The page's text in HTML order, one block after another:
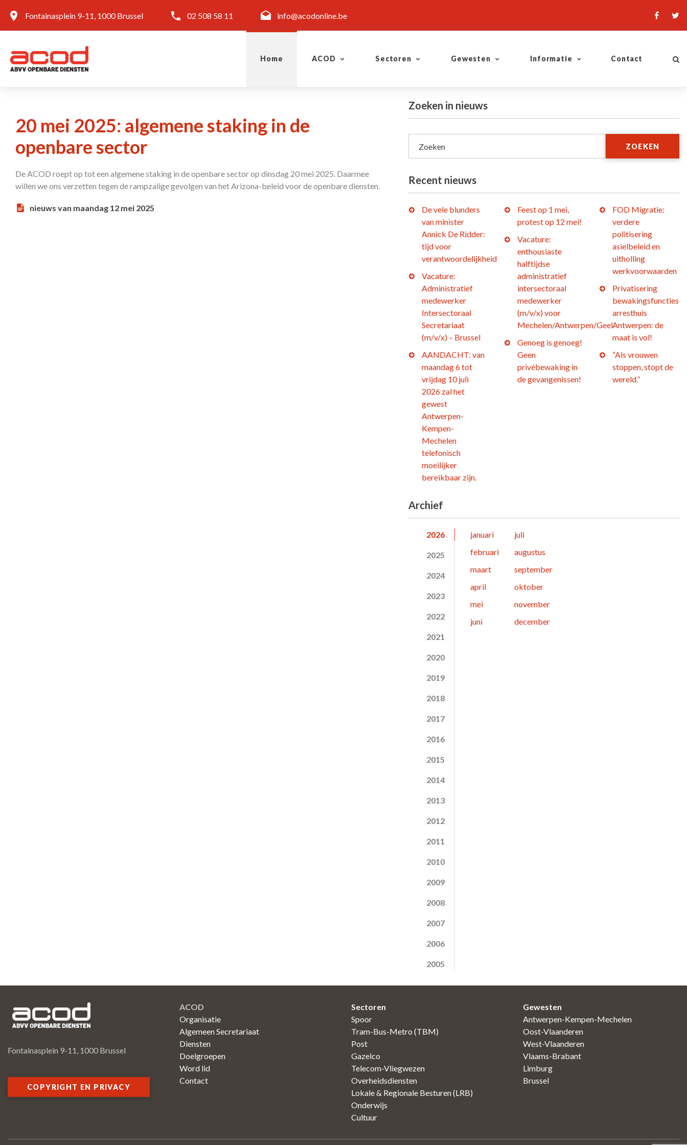
Fontainasplein 9-11, 1000 Brussel 02 508 58 11 info@acodonline.be
Home ACOD Sectoren Gewesten Informatie Contact
20 mei 2025: algemene staking in de
openbare sector
De ACOD roept op tot een algemene staking in de openbare sector op dinsdag 20 mei 2025. Daarmee
willen we ons verzetten tegen de rampzalige gevolgen van het Arizona-beleid voor de openbare diensten.
nieuws van maandag 12 mei 2025
Zoeken in nieuws
Zoeken ZOEKEN
Recent nieuws
De vele blunders
van minister
Annick De Ridder:
tijd voor
verantwoordelijkheid
Vacature:
Administratief
medewerker
Intersectoraal
Secretariaat
(m/v/x) – Brussel
AANDACHT: van
maandag 6 tot
vrijdag 10 juli
2026 zal het
gewest
Antwerpen-
Kempen-
Mechelen
telefonisch
moeilijker
bereikbaar zijn.
Feest op 1 mei,
protest op 12 mei!
Vacature:
enthousiaste
halftijdse
administratief
intersectoraal
medewerker
(m/v/x) voor
Mechelen/Antwerpen/Geel
Genoeg is genoeg!
Geen
privébewaking in
de gevangenissen!
FOD Migratie:
verdere
politisering
asielbeleid en
uitholling
werkvoorwaarden
Privatisering
bewakingsfuncties
arresthuis
Antwerpen: de
maat is vol!
“Als vrouwen
stoppen, stopt de
wereld.”
Archief
2026
2025
2024
2023
2022
2021
2020
2019
2018
2017
2016
2015
2014
2013
2012
2011
2010
2009
2008
2007
2006
2005
januari
februari
maart
april
mei
juni
juli
augustus
september
oktober
november
december
Fontainasplein 9-11, 1000 Brussel
COPYRIGHT EN PRIVACY
ACOD
Organisatie
Algemeen Secretariaat
Diensten
Doelgroepen
Word lid
Contact
Sectoren
Spoor
Tram-Bus-Metro (TBM)
Post
Gazelco
Telecom-Vliegwezen
Overheidsdiensten
Lokale & Regionale Besturen (LRB)
Onderwijs
Cultuur
Gewesten
Antwerpen-Kempen-Mechelen
Oost-Vlaanderen
West-Vlaanderen
Vlaams-Brabant
Limburg
Brussel